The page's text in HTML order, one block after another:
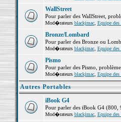
WallStreet
Pour parler des WallStreet,
Mod�rateurs blackjmac, Equipe des
Bronze/Lombard
Pour parler des Bronze ou
Mod�rateurs blackjmac, Equipe des
Pismo
Pour parler des Pismo,
Mod�rateurs blackjmac, Equipe des
Autres Portables
iBook G4
Pour parler des iBook G4 (800,
Mod�rateurs blackjmac, Equipe des